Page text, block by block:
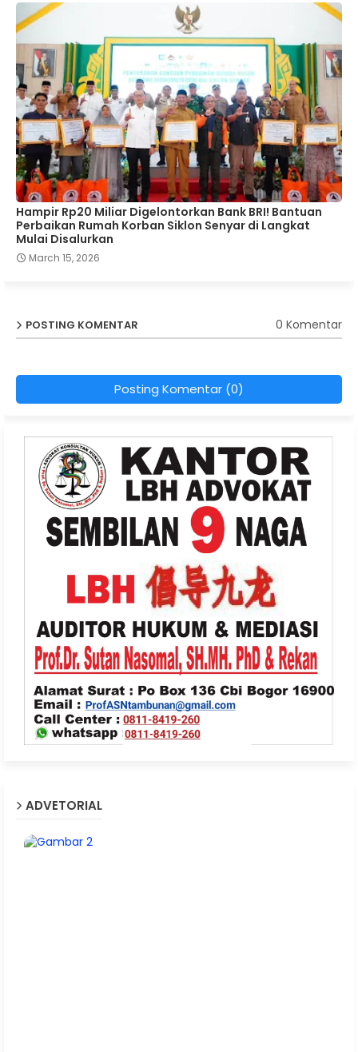
Hampir Rp20 Miliar Digelontorkan Bank BRI! Bantuan
Perbaikan Rumah Korban Siklon Senyar di Langkat
Mulai Disalurkan
March 15, 2026
POSTING KOMENTAR 0 Komentar
Posting Komentar (0)
ADVETORIAL